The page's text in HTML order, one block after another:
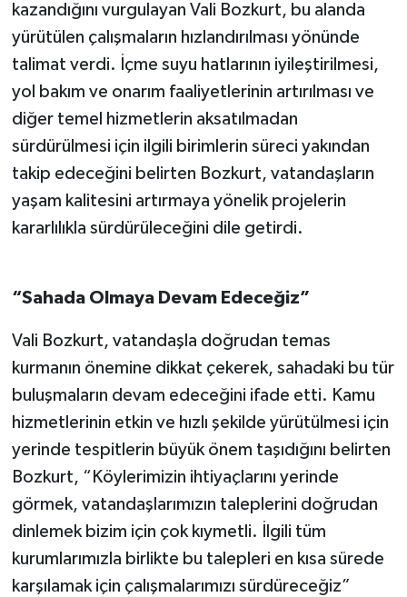
kazandığını vurgulayan Vali Bozkurt, bu alanda
yürütülen çalışmaların hızlandırılması yönünde
talimat verdi. İçme suyu hatlarının iyileştirilmesi,
yol bakım ve onarım faaliyetlerinin artırılması ve
diğer temel hizmetlerin aksatılmadan
sürdürülmesi için ilgili birimlerin süreci yakından
takip edeceğini belirten Bozkurt, vatandaşların
yaşam kalitesini artırmaya yönelik projelerin
kararlılıkla sürdürüleceğini dile getirdi.
“Sahada Olmaya Devam Edeceğiz”
Vali Bozkurt, vatandaşla doğrudan temas
kurmanın önemine dikkat çekerek, sahadaki bu tür
buluşmaların devam edeceğini ifade etti. Kamu
hizmetlerinin etkin ve hızlı şekilde yürütülmesi için
yerinde tespitlerin büyük önem taşıdığını belirten
Bozkurt, “Köylerimizin ihtiyaçlarını yerinde
görmek, vatandaşlarımızın taleplerini doğrudan
dinlemek bizim için çok kıymetli. İlgili tüm
kurumlarımızla birlikte bu talepleri en kısa sürede
karşılamak için çalışmalarımızı sürdüreceğiz”